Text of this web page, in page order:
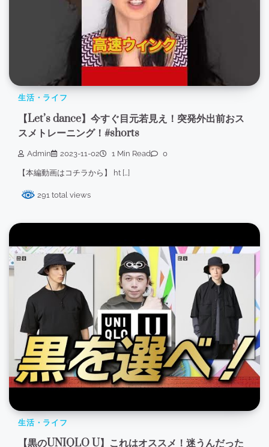
生活・ライフ
【Let’s dance】今すぐ目元若見え！突発外出前おス
スメトレーニング！#shorts
Admin 2023-11-02 1 Min Read 0
【本編動画はコチラから】 ht […]
291 total views
生活・ライフ
【黒のUNIQLO U】これはオススメ！迷うんだった